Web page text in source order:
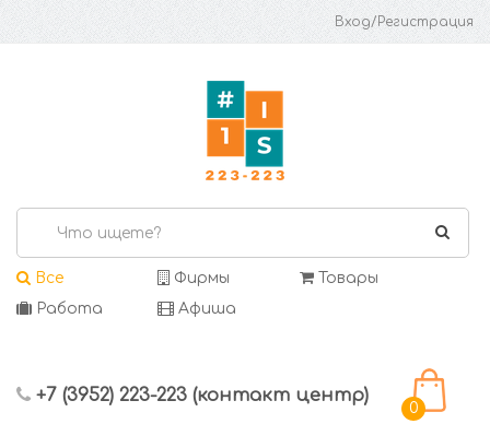
Вход/Регистрация
Все Фирмы
Товары
Работа
Афиша
+7 (3952) 223-223 (контакт центр)
0